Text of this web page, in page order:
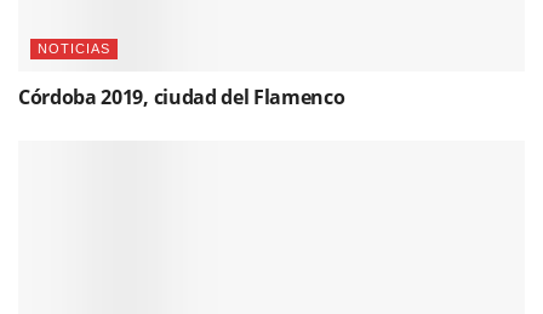
NOTICIAS
Córdoba 2019, ciudad del Flamenco